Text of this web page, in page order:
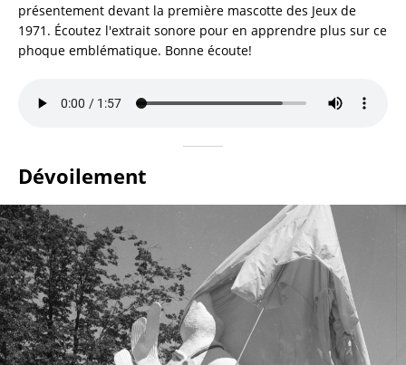
présentement devant la première mascotte des Jeux de
1971. Écoutez l'extrait sonore pour en apprendre plus sur ce
phoque emblématique. Bonne écoute!
Dévoilement